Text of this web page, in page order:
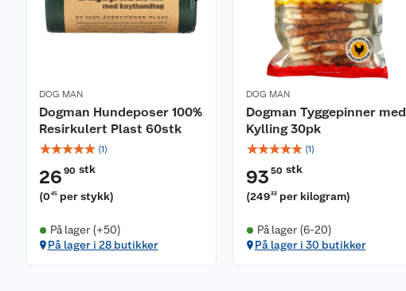
DOG MAN
Dogman Hundeposer 100%
Resirkulert Plast 60stk
☆☆☆☆☆ (1)
26 90 stk
(045 per stykk)
På lager (+50)
På lager i 28 butikker
DOG MAN
Dogman Tyggepinner med
Kylling 30pk
☆☆☆☆☆ (1)
93 50 stk
(24933 per kilogram)
På lager (6-20)
På lager i 30 butikker